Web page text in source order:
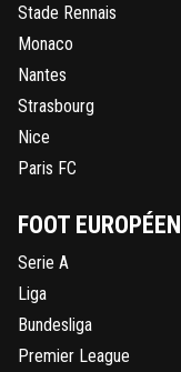
Stade Rennais
Monaco
Nantes
Strasbourg
Nice
Paris FC
FOOT EUROPÉEN
Serie A
Liga
Bundesliga
Premier League